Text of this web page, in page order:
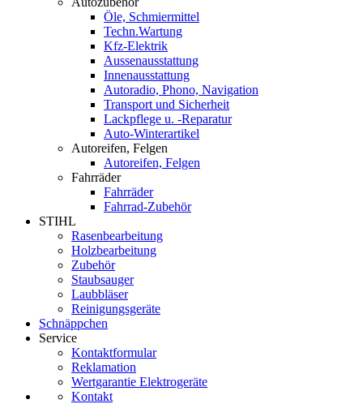
Öle, Schmiermittel
Techn.Wartung
Kfz-Elektrik
Aussenausstattung
Innenausstattung
Autoradio, Phono, Navigation
Transport und Sicherheit
Lackpflege u. -Reparatur
Auto-Winterartikel
Autoreifen, Felgen
Autoreifen, Felgen
Fahrräder
Fahrräder
Fahrrad-Zubehör
STIHL
Rasenbearbeitung
Holzbearbeitung
Zubehör
Staubsauger
Laubbläser
Reinigungsgeräte
Schnäppchen
Service
Kontaktformular
Reklamation
Wertgarantie Elektrogeräte
Kontakt